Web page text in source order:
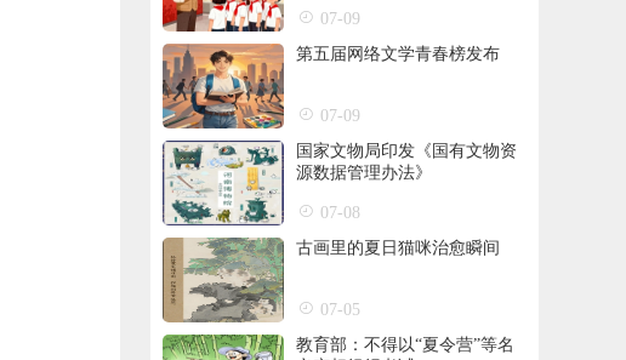
07-09
第五届网络文学青春榜发布
07-09
国家文物局印发《国有文物资
源数据管理办法》
07-08
古画里的夏日猫咪治愈瞬间
07-05
教育部：不得以“夏令营”等名